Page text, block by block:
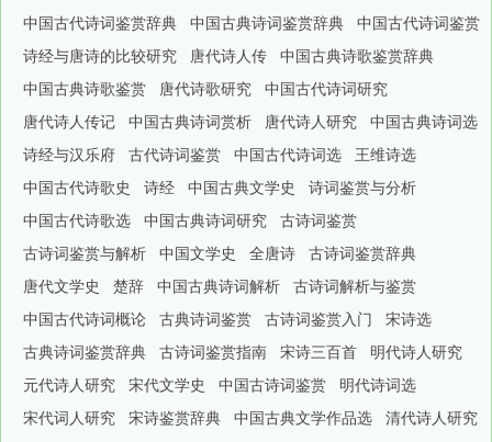
中国古代诗词鉴赏辞典
中国古典诗词鉴赏辞典
中国古代诗词鉴赏
诗经与唐诗的比较研究
唐代诗人传
中国古典诗歌鉴赏辞典
中国古典诗歌鉴赏
唐代诗歌研究
中国古代诗词研究
唐代诗人传记
中国古典诗词赏析 唐代诗人研究
中国古典诗词选
诗经与汉乐府
古代诗词鉴赏 中国古代诗词选
王维诗选
中国古代诗歌史
诗经 中国古典文学史
诗词鉴赏与分析
中国古代诗歌选
中国古典诗词研究
古诗词鉴赏
古诗词鉴赏与解析
中国文学史 全唐诗
古诗词鉴赏辞典
唐代文学史
楚辞 中国古典诗词解析
古诗词解析与鉴赏
中国古代诗词概论
古典诗词鉴赏 古诗词鉴赏入门
宋诗选
古典诗词鉴赏辞典
古诗词鉴赏指南 宋诗三百首
明代诗人研究
元代诗人研究
宋代文学史 中国古诗词鉴赏
明代诗词选
宋代词人研究
宋诗鉴赏辞典 中国古典文学作品选 清代诗人研究